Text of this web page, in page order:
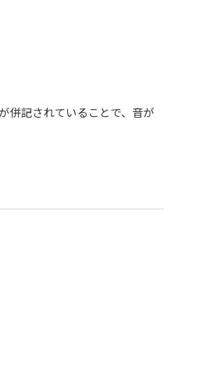
併記されていることで、音が